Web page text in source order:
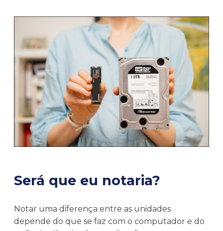
Será que eu notaria?
Notar uma diferença entre as unidades
depende do que se faz com o computador e do